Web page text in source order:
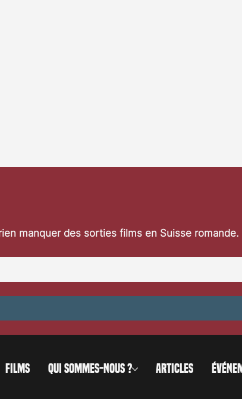
manquer des sorties films en Suisse romande.
FILMS QUI SOMMES-NOUS ? ARTICLES